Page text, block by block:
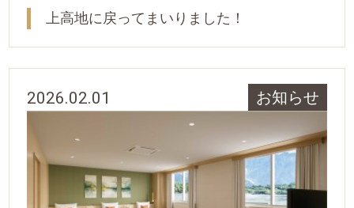
上高地に戻ってまいりました！
2026.02.01 お知らせ